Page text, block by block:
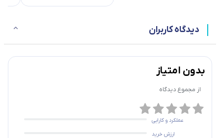
دیدگاه کاربران
بدون امتیاز
از مجموع دیدگاه
عملکرد و کارایی
ارزش خرید